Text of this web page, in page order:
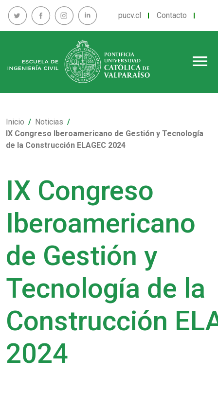
pucv.cl Contacto
menu
Inicio
Noticias
IX Congreso Iberoamericano de Gestión y Tecnología
de la Construcción ELAGEC 2024
IX Congreso
Iberoamericano
de Gestión y
Tecnología de la
Construcción
2024